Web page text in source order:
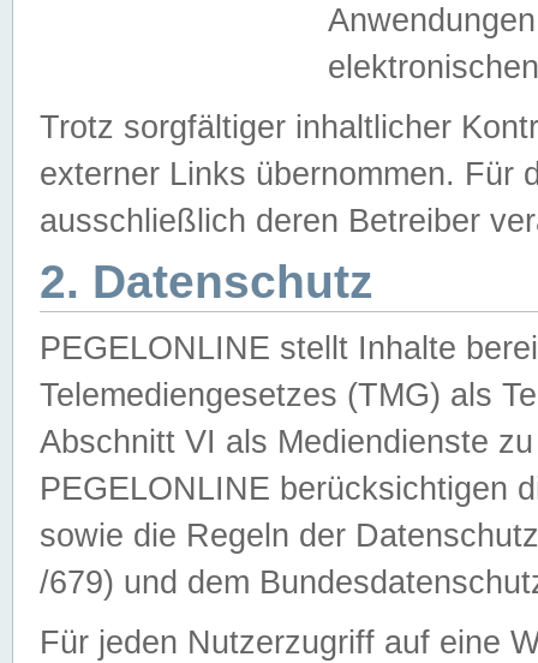
Trotz sorgfältiger inhaltlicher
externer Links übernommen. Für
ausschließlich deren Betreiber
2. Datenschutz
PEGELONLINE stellt Inhalte
Telemediengesetzes (TMG) als
Abschnitt VI als Mediendienste
PEGELONLINE berücksichtigen
sowie die Regeln der
/679) und dem
Für jeden Nutzerzugriff auf eine